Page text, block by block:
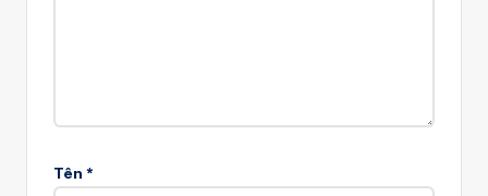
Tên *